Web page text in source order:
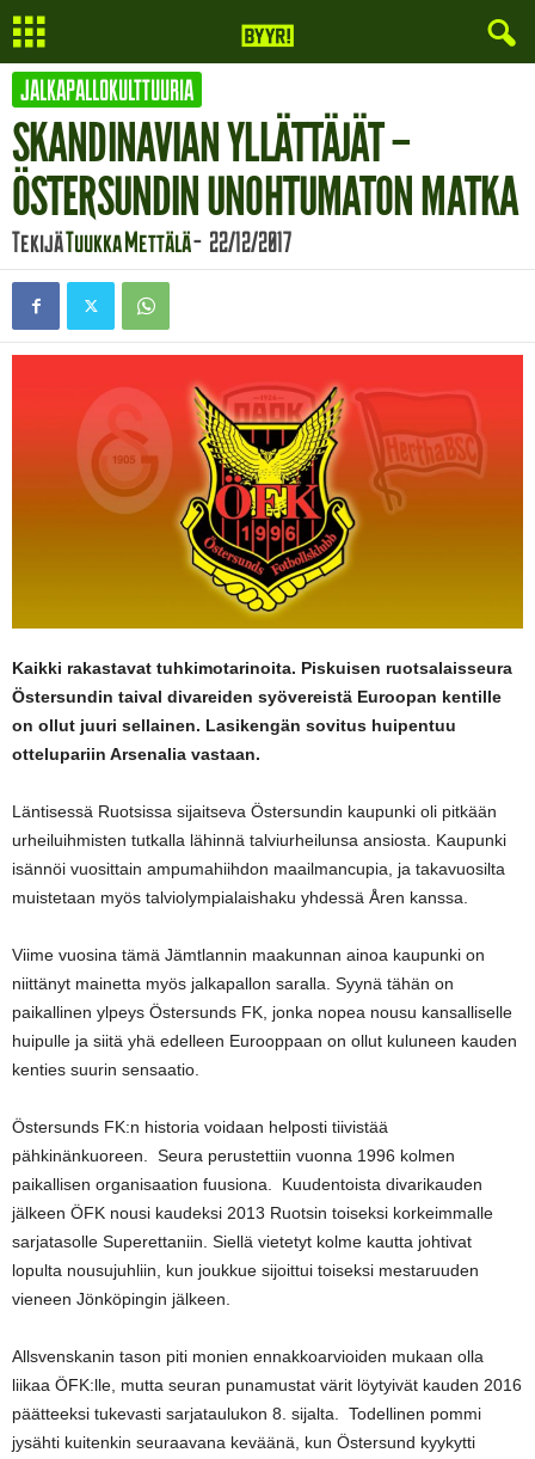
JALKAPALLOKULTTUURIA
SKANDINAVIAN YLLÄTTÄJÄT –
ÖSTERSUNDIN UNOHTUMATON MATKA
TekijäTuukka Mettälä- 22/12/2017
Kaikki rakastavat tuhkimotarinoita. Piskuisen ruotsalaisseura
Östersundin taival divareiden syövereistä Euroopan kentille
on ollut juuri sellainen. Lasikengän sovitus huipentuu
ottelupariin Arsenalia vastaan.
Läntisessä Ruotsissa sijaitseva Östersundin kaupunki oli pitkään
urheiluihmisten tutkalla lähinnä talviurheilunsa ansiosta. Kaupunki
isännöi vuosittain ampumahiihdon maailmancupia, ja takavuosilta
muistetaan myös talviolympialaishaku yhdessä Åren kanssa.
Viime vuosina tämä Jämtlannin maakunnan ainoa kaupunki on
niittänyt mainetta myös jalkapallon saralla. Syynä tähän on
paikallinen ylpeys Östersunds FK, jonka nopea nousu kansalliselle
huipulle ja siitä yhä edelleen Eurooppaan on ollut kuluneen kauden
kenties suurin sensaatio.
Östersunds FK:n historia voidaan helposti tiivistää
pähkinänkuoreen. Seura perustettiin vuonna 1996 kolmen
paikallisen organisaation fuusiona. Kuudentoista divarikauden
jälkeen ÖFK nousi kaudeksi 2013 Ruotsin toiseksi korkeimmalle
sarjatasolle Superettaniin. Siellä vietetyt kolme kautta johtivat
lopulta nousujuhliin, kun joukkue sijoittui toiseksi mestaruuden
vieneen Jönköpingin jälkeen.
Allsvenskanin tason piti monien ennakkoarvioiden mukaan olla
liikaa ÖFK:lle, mutta seuran punamustat värit löytyivät kauden 2016
päätteeksi tukevasti sarjataulukon 8. sijalta. Todellinen pommi
jysähti kuitenkin seuraavana keväänä, kun Östersund kyykytti